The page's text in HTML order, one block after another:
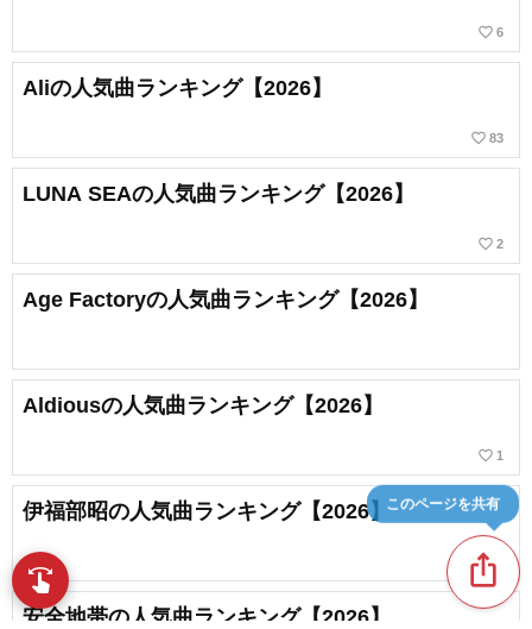
favorite_border 6
Aliの人気曲ランキング【2026】
favorite_border 83
LUNA SEAの人気曲ランキング【2026】
favorite_border 2
Age Factoryの人気曲ランキング【2026】
Aldiousの人気曲ランキング【2026】
favorite_border 1
伊福部昭の人気曲ランキング【2026】
安全地帯の人気曲ランキング【2026】
ios_share
このページを共有
swipe 指先で音楽をブラウズ